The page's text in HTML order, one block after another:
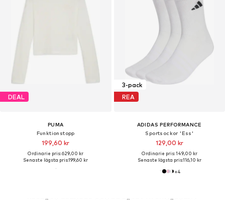
DEAL
PUMA
Funktionstopp
199,60 kr
Ordinarie pris: 629,00 kr
Senaste lägsta pris:199,60 kr
3-pack
REA
ADIDAS PERFORMANCE
Sportsockor 'Ess'
129,00 kr
Ordinarie pris: 149,00 kr
Senaste lägsta pris:116,10 kr
+4